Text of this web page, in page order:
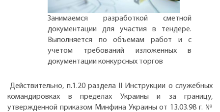
Занимаемся разработкой сметной
документации для участия в тендере.
Выполняется по объемам работ и с
учетом требований изложенных в
документации конкурсных торгов
Действительно, п.1.20 раздела ІІ Инструкции о служебных
командировках в пределах Украины и за границу,
утвержденной приказом Минфина Украины от 13.03.98 г. №